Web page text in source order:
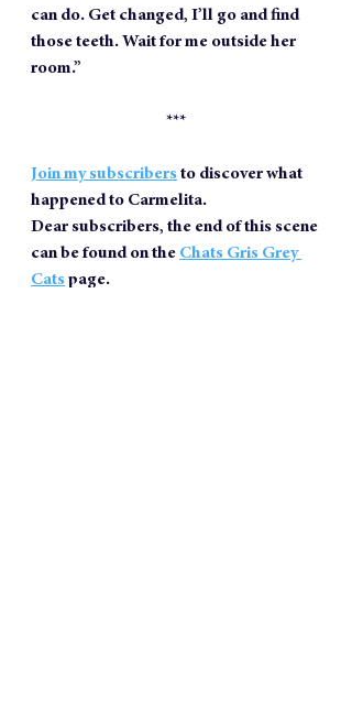
can do. Get changed, I’ll go and find
those teeth. Wait for me outside her
room.”
***
Join my subscribers to discover what
happened to Carmelita.
Dear subscribers, the end of this scene
can be found on the Chats Gris Grey
Cats page.